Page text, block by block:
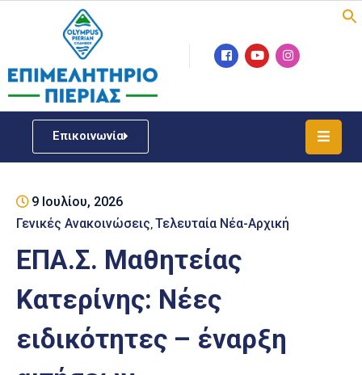
Επικοινωνία
Επιμελητήριο
Νέα
ΓΕΜΗ
Υποστήριξη
Έκθεση
Παραδοσιακών
Επαγγελμάτων
9 Ιουλίου, 2026
Γενικές Ανακοινώσεις Τελευταία Νέα-Αρχική
ΕΠΑ.Σ. Μαθητείας
Κατερίνης: Νέες
ειδικότητες – έναρξη